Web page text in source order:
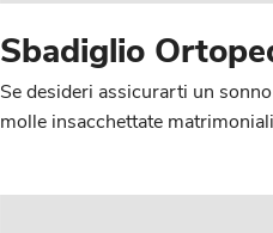
Sbadiglio
Se desideri assicurarti un
molle insacchettate